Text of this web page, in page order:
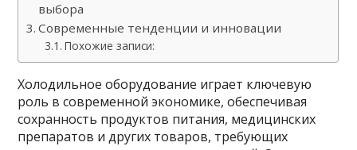
выбора
Современные тенденции и инновации
Похожие записи:
Холодильное оборудование играет ключевую
роль в современной экономике, обеспечивая
сохранность продуктов питания, медицинских
препаратов и других товаров, требующих